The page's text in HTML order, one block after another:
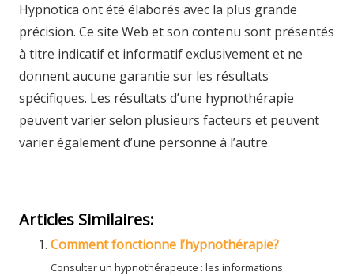
Hypnotica ont été élaborés avec la plus grande
précision. Ce site Web et son contenu sont présentés
à titre indicatif et informatif exclusivement et ne
donnent aucune garantie sur les résultats
spécifiques. Les résultats d’une hypnothérapie
peuvent varier selon plusieurs facteurs et peuvent
varier également d’une personne à l’autre.
Articles Similaires:
Comment fonctionne l’hypnothérapie?
Consulter un hypnothérapeute : les informations